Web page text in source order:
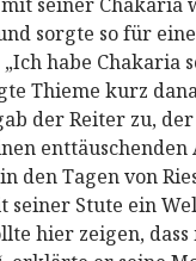
sorgte so für
habe Chakaria
Thieme kurz
der Reiter zu,
den Tagen von
seiner Stute ein
hier zeigen,